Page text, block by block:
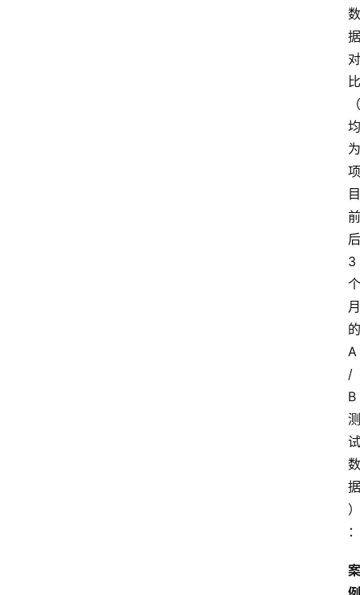
数
据
对
比
（
均
为
项
目
前
后
3
个
月
的
A
/
B
测
试
数
据
）
：
案